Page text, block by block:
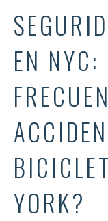
EN NYC:
YORK?